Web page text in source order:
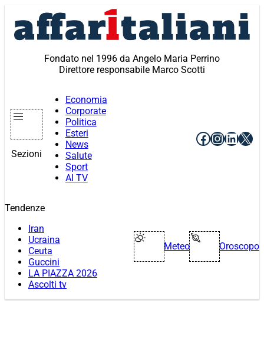
contenuto
Fondato nel 1996 da Angelo Maria Perrino
Direttore responsabile Marco Scotti
Sezioni
Economia
Corporate
Politica
Esteri
News
Salute
Sport
AI TV
Facebook
X
Tendenze
Iran
Ucraina
Ceuta
Guccini
LA PIAZZA 2026
Ascolti tv
Meteo Oroscopo